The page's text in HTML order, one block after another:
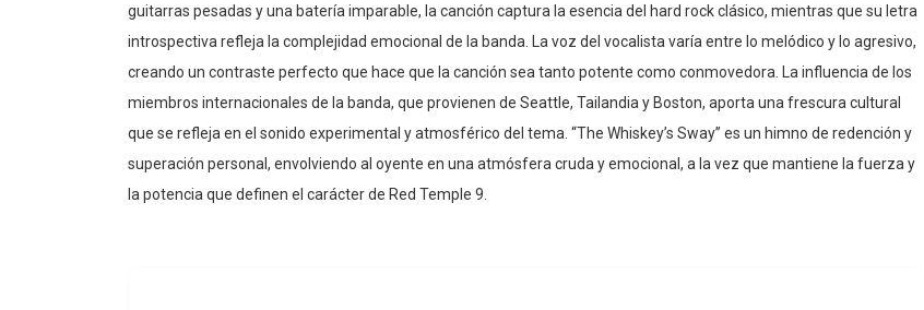
guitarras pesadas y una batería imparable, la canción captura la esencia del hard rock clásico, mientras que su letra
introspectiva refleja la complejidad emocional de la banda. La voz del vocalista varía entre lo melódico y lo agresivo,
creando un contraste perfecto que hace que la canción sea tanto potente como conmovedora. La influencia de los
miembros internacionales de la banda, que provienen de Seattle, Tailandia y Boston, aporta una frescura cultural
que se refleja en el sonido experimental y atmosférico del tema. “The Whiskey’s Sway” es un himno de redención y
superación personal, envolviendo al oyente en una atmósfera cruda y emocional, a la vez que mantiene la fuerza y
la potencia que definen el carácter de Red Temple 9.